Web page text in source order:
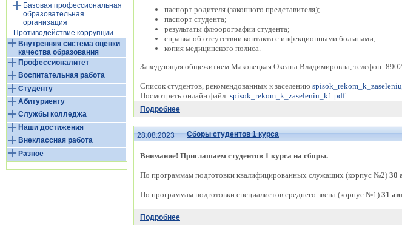
Базовая профессиональная
образовательная
организация
Противодействие коррупции
Внутренняя система оценки
качества образования
Профессионалитет
Воспитательная работа
Студенту
Абитуриенту
Службы колледжа
Наши достижения
Внеклассная работа
Разное
паспорт родителя (законного представителя);
паспорт студента;
результаты флюорографии студента;
справка об отсутствии контакта с инфекционными больными;
копия медицинского полиса.
Заведующая общежитием Маковецкая Оксана Владимировна, телефон:
Список студентов, рекомендованных к заселению
Посмотреть онлайн файл: spisok_rekom_k_zaseleniu_k1.pdf
Подробнее
28.08.2023 Сборы студентов 1 курса
Внимание! Приглашаем студентов 1 курса на сборы.
По программам подготовки квалифицированных служащих (корпус №2) 30
По программам подготовки специалистов среднего звена (корпус №1) 31
Подробнее